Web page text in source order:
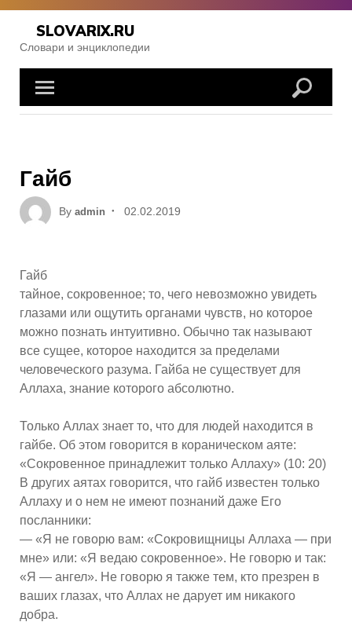
Skip
content
SLOVARIX.RU
Словари и энциклопедии
Гайб
By admin
Posted
02.02.2019
Гайб
тайное, сокровенное; то, чего невозможно увидеть
глазами или ощутить органами чувств, но которое
можно познать интуитивно. Обычно так называют
все сущее, которое находится за пределами
человеческого разума. Гайба не существует для
Аллаха, знание которого абсолютно.
Только Аллах знает то, что для людей находится в
гайбе. Об этом говорится в кораническом аяте:
«Сокровенное принадлежит только Аллаху» (10: 20)
В других аятах говорится, что гайб известен только
Аллаху и о нем не имеют познаний даже Его
посланники:
— «Я не говорю вам: «Сокровищницы Аллаха — при
мне» или: «Я ведаю сокровенное». Не говорю и так:
«Я — ангел». Не говорю я также тем, кто презрен в
ваших глазах, что Аллах не дарует им никакого
добра.